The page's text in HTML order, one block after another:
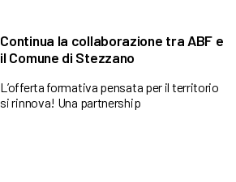
Continua la collaborazione tra ABF e
il Comune di Stezzano
L’offerta formativa pensata per il territorio
si rinnova! Una partnership